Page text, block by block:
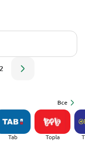
Все
Tab Topla